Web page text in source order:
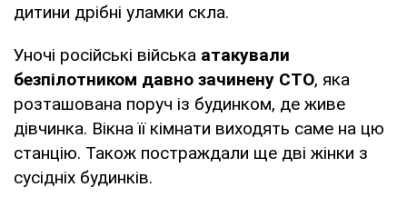
дитини дрібні уламки скла.
Уночі російські війська атакували
безпілотником давно зачинену СТО, яка
розташована поруч із будинком, де живе
дівчинка. Вікна її кімнати виходять саме на цю
станцію. Також постраждали ще дві жінки з
сусідніх будинків.